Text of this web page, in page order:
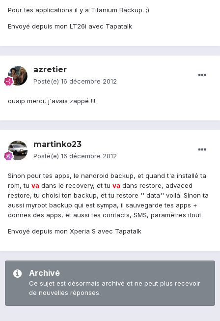
Pour tes applications il y a Titanium Backup. ;)
Envoyé depuis mon LT26i avec Tapatalk
azretier
Posté(e) 16 décembre 2012
ouaip merci, j'avais zappé !!!
martinko23
Posté(e) 16 décembre 2012
Sinon pour tes apps, le nandroid backup, et quand t'a installé ta
rom, tu va dans le recovery, et tu va dans restore, advaced
restore, tu choisi ton backup, et tu restore '' data'' voilà. Sinon ta
aussi myroot backup qui est sympa, il sauvegarde tes apps +
donnes des apps, et aussi tes contacts, SMS, paramètres itout.
Envoyé depuis mon Xperia S avec Tapatalk
Archivé
Ce sujet est désormais archivé et ne peut plus recevoir
de nouvelles réponses.